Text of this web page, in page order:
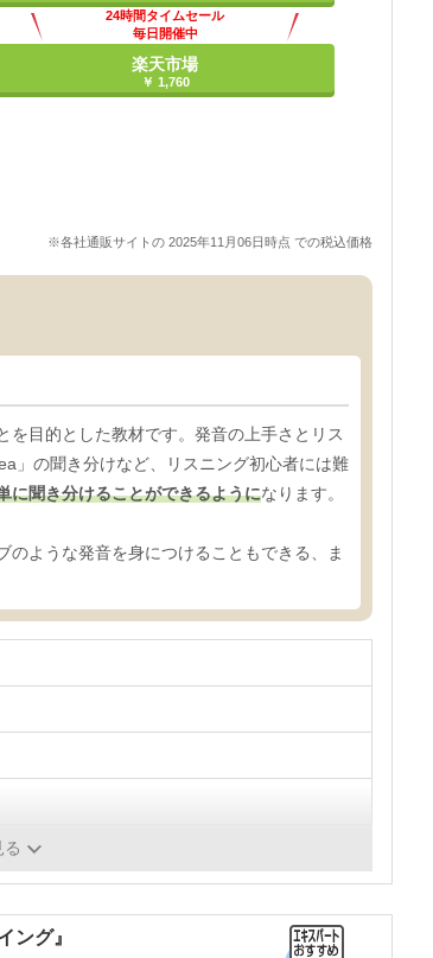
24時間タイムセール
毎日開催中
楽天市場
￥ 1,760
※各社通販サイトの 2025年11月06日時点 での税込価格
目的とした教材です。発音の上手さとリス
」の聞き分けなど、リスニング初心者には難
に聞き分けることができるようになります。
のような発音を身につけることもできる、ま
ング』